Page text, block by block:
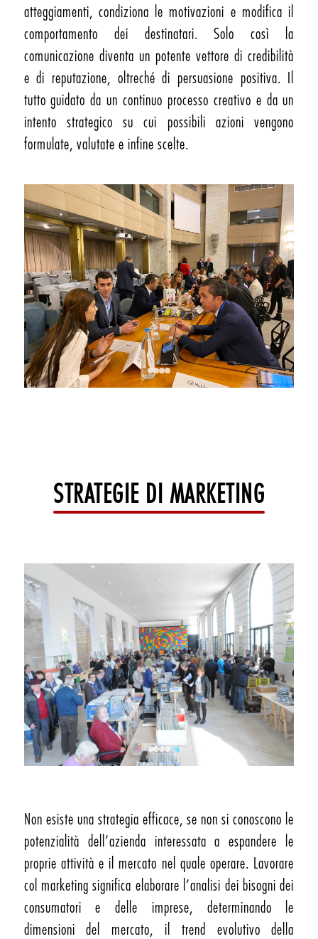
atteggiamenti, condiziona le motivazioni e modifica il
comportamento dei destinatari. Solo così la
comunicazione diventa un potente vettore di credibilità
e di reputazione, oltreché di persuasione positiva. Il
tutto guidato da un continuo processo creativo e da un
intento strategico su cui possibili azioni vengono
formulate, valutate e infine scelte.
STRATEGIE DI MARKETING
Non esiste una strategia efficace, se non si conoscono le
potenzialità dell’azienda interessata a espandere le
proprie attività e il mercato nel quale operare. Lavorare
col marketing significa elaborare l’analisi dei bisogni dei
consumatori e delle imprese, determinando le
dimensioni del mercato, il trend evolutivo della